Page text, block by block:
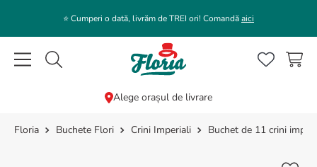
⭐️ Cumperi o dată, livrăm de TREI ori! Comandăaici
Caută flori, plante, cadouri...
Alege orașul de livrare
Buchete Flori Crini Imperiali Buchet de 11 crini
CĂUTĂRI POPULARE